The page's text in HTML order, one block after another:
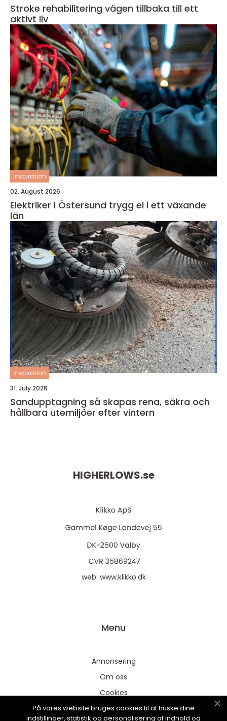
Stroke rehabilitering vägen tillbaka till ett
aktivt liv
inspiration
02. August 2026
Elektriker i Östersund trygg el i ett växande
län
inspiration
31. July 2026
Sandupptagning så skapas rena, säkra och
hållbara utemiljöer efter vintern
HIGHERLOWS.se
web: www.klikko.dk
Menu
Annonsering
Om oss
Cookies
Kontakta oss
På vores website bruges cookies til at huske dine
indstillinger, statistik og personalisering af indhold og